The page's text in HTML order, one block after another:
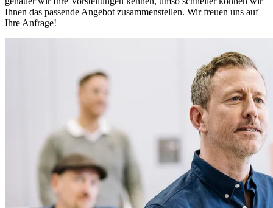
Ihnen das passende Angebot zusammenstellen. Wir freuen uns auf
Ihre Anfrage!